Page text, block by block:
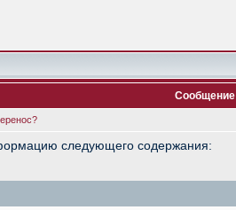
Сообщение
следующего содержания: